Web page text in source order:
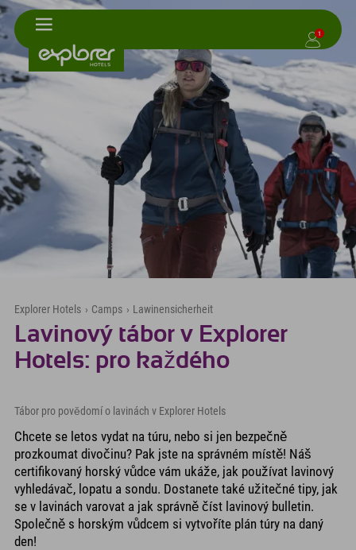
1
Explorer Hotels › Camps › Lawinensicherheit
Lavinový tábor v Explorer
Hotels: pro každého
Tábor pro povědomí o lavinách v Explorer Hotels
Chcete se letos vydat na túru, nebo si jen bezpečně
prozkoumat divočinu? Pak jste na správném místě! Náš
certifikovaný horský vůdce vám ukáže, jak používat lavinový
vyhledávač, lopatu a sondu. Dostanete také užitečné tipy, jak
se v lavinách varovat a jak správně číst lavinový bulletin.
Společně s horským vůdcem si vytvoříte plán túry na daný
den!